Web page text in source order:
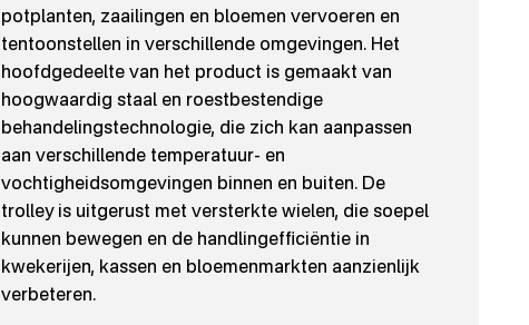
potplanten, zaailingen en bloemen vervoeren en
tentoonstellen in verschillende omgevingen. Het
hoofdgedeelte van het product is gemaakt van
hoogwaardig staal en roestbestendige
behandelingstechnologie, die zich kan aanpassen
aan verschillende temperatuur- en
vochtigheidsomgevingen binnen en buiten. De
trolley is uitgerust met versterkte wielen, die soepel
kunnen bewegen en de handlingefficiëntie in
kwekerijen, kassen en bloemenmarkten aanzienlijk
verbeteren.